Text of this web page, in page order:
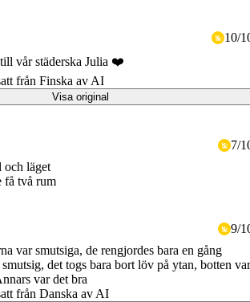
10/
vår städerska Julia ❤️
från Finska av AI
Visa original
7/
och läget
få två rum
9/
var smutsiga, de rengjordes bara en gång
det togs bara bort löv på ytan, botten var
var det bra
från Danska av AI